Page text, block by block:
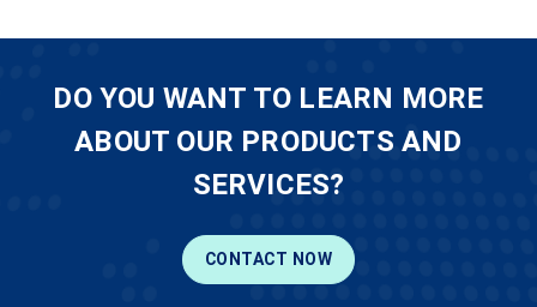
DO YOU WANT TO LEARN MORE
ABOUT OUR PRODUCTS AND
SERVICES?
CONTACT NOW